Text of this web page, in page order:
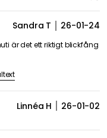
Sandra T 26-01-24
är det ett riktigt blickfång
Linnéa H 26-01-02